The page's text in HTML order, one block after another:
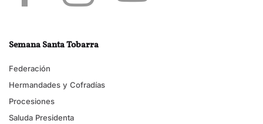
Semana Santa Tobarra
Federación
Hermandades y Cofradías
Procesiones
Saluda Presidenta